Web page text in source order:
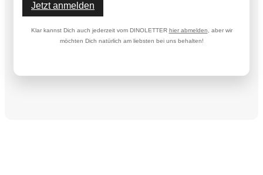
Jetzt anmelden
Klar kannst Dich auch jederzeit vom DINOLETTER hier abmelden , aber wir
möchten Dich natürlich am liebsten bei uns behalten!